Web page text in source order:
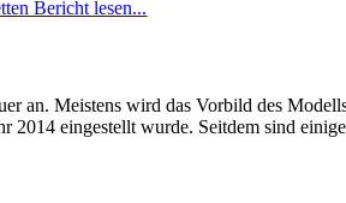
Bericht lesen...
an. Meistens wird das Vorbild des
eingestellt wurde. Seitdem sind